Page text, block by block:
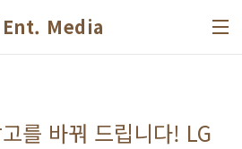
Ent. Media
를 바꿔 드립니다! LG